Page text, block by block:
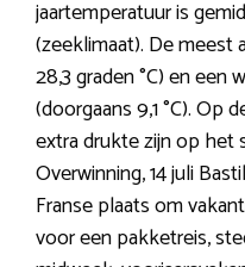
jaartemperatuur is
(zeeklimaat). De meest
28,3 graden °C) en een
(doorgaans 9,1 °C). Op
extra drukte zijn op het
Overwinning, 14 juli
Franse plaats om
voor een pakketreis,